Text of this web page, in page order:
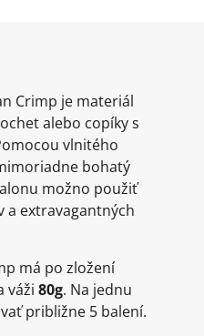
Crimp je materiál
alebo copíky s
vlnitého
bohatý
možno použiť
a extravagantných
má po zložení
váži 80g. Na jednu
približne 5 balení.